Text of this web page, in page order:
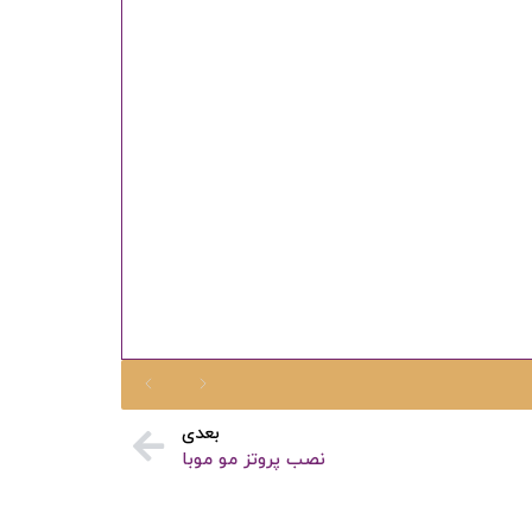
بعدی
نصب پروتز مو موبا
ثبت نام کنید
محافظت شده توسط